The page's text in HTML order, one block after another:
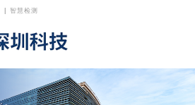
| 智慧检测